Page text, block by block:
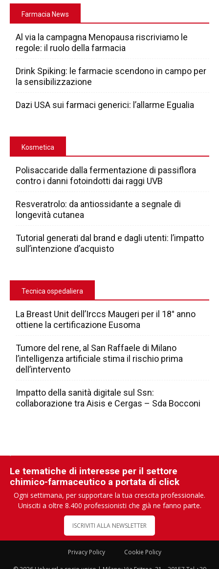
Farmacia News
Al via la campagna Menopausa riscriviamo le
regole: il ruolo della farmacia
Drink Spiking: le farmacie scendono in campo per
la sensibilizzazione
Dazi USA sui farmaci generici: l’allarme Egualia
Kosmetica
Polisaccaride dalla fermentazione di passiflora
contro i danni fotoindotti dai raggi UVB
Resveratrolo: da antiossidante a segnale di
longevità cutanea
Tutorial generati dal brand e dagli utenti: l’impatto
sull’intenzione d’acquisto
Tecnica ospedaliera
La Breast Unit dell’Irccs Maugeri per il 18° anno
ottiene la certificazione Eusoma
Tumore del rene, al San Raffaele di Milano
l’intelligenza artificiale stima il rischio prima
dell’intervento
Impatto della sanità digitale sul Ssn:
collaborazione tra Aisis e Cergas – Sda Bocconi
Le tematiche di interesse per il settore
chimico-farmaceutico a portata di click
Ogni settimana, per supportare la tua crescita professionale.
Unisciti a oltre 8.400 professionisti che già ne fanno parte.
ISCRIVITI ALLA NEWSLETTER
Privacy Policy Cookie Policy